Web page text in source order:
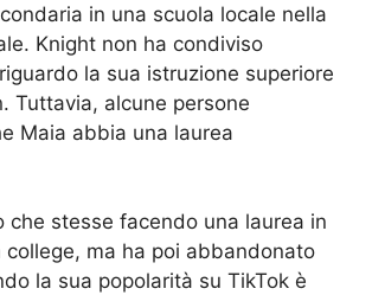
in una scuola locale nella
Knight non ha condiviso
la sua istruzione superiore
Tuttavia, alcune persone
Maia abbia una laurea
che stesse facendo una laurea in
college, ma ha poi abbandonato
la sua popolarità su TikTok è